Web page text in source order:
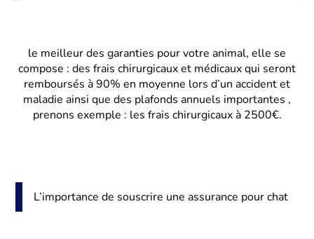
le meilleur des garanties pour votre animal, elle se
compose : des frais chirurgicaux et médicaux qui seront
remboursés à 90% en moyenne lors d’un accident et
maladie ainsi que des plafonds annuels importantes ,
prenons exemple : les frais chirurgicaux à 2500€.
L’importance de souscrire une assurance pour chat